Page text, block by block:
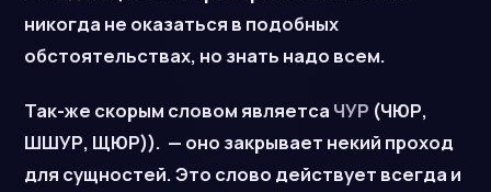
никогда не оказаться в подобных
обстоятельствах, но знать надо всем.
Так-же скорым словом являетса ЧУР (ЧЮР,
ШШУР, ЩЮР)). — оно закрывает некий проход
для сущностей. Это слово действует всегда и